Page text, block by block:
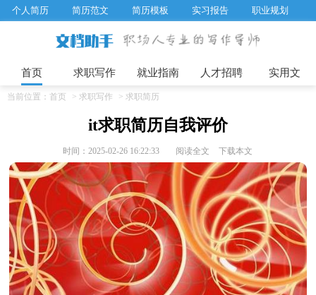
个人简历 简历范文 简历模板 实习报告
职业规划
招聘选拔 企业文化
工作计划
首页 求职写作 就业指南 人才招聘 实用文
当前位置： 首页 > 求职写作 > 求职简历
it求职简历自我评价
时间：2025-02-26 16:22:33 阅读全文 下载本文